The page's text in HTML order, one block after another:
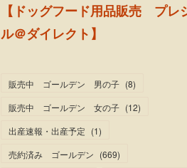
【ドッグフード用品販売 プレ
ル＠ダイレクト】
販売中 ゴールデン 男の子 (8)
販売中 ゴールデン 女の子 (12)
出産速報・出産予定 (1)
売約済み ゴールデン (669)